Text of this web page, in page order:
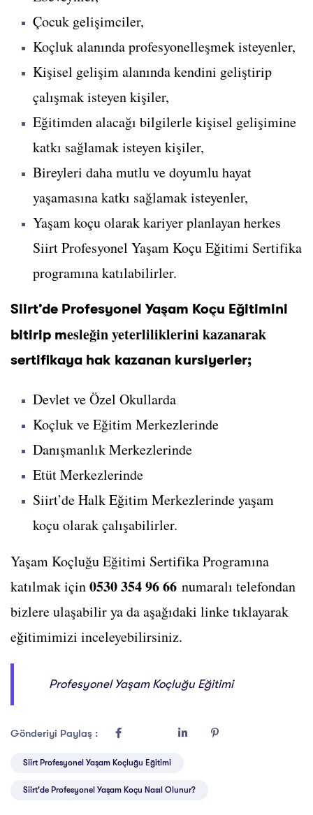
Çocuk gelişimciler,
Koçluk alanında profesyonelleşmek isteyenler,
Kişisel gelişim alanında kendini geliştirip
çalışmak isteyen kişiler,
Eğitimden alacağı bilgilerle kişisel gelişimine
katkı sağlamak isteyen kişiler,
Bireyleri daha mutlu ve doyumlu hayat
yaşamasına katkı sağlamak isteyenler,
Yaşam koçu olarak kariyer planlayan herkes
Siirt Profesyonel Yaşam Koçu Eğitimi Sertifika
programına katılabilirler.
Siirt’de Profesyonel Yaşam Koçu Eğitimini
bitirip mesleğin yeterliliklerini kazanarak
sertifikaya hak kazanan kursiyerler;
Devlet ve Özel Okullarda
Koçluk ve Eğitim Merkezlerinde
Danışmanlık Merkezlerinde
Etüt Merkezlerinde
Siirt’de Halk Eğitim Merkezlerinde yaşam
koçu olarak çalışabilirler.
Yaşam Koçluğu Eğitimi Sertifika Programına
katılmak için0530 354 96 66 numaralı telefondan
bizlere ulaşabilir ya da aşağıdaki linke tıklayarak
eğitimimizi inceleyebilirsiniz.
Profesyonel Yaşam Koçluğu Eğitimi
Gönderiyi Paylaş :
Siirt Profesyonel Yaşam Koçluğu Eğitimi
Siirt'de Profesyonel Yaşam Koçu Nasıl Olunur?